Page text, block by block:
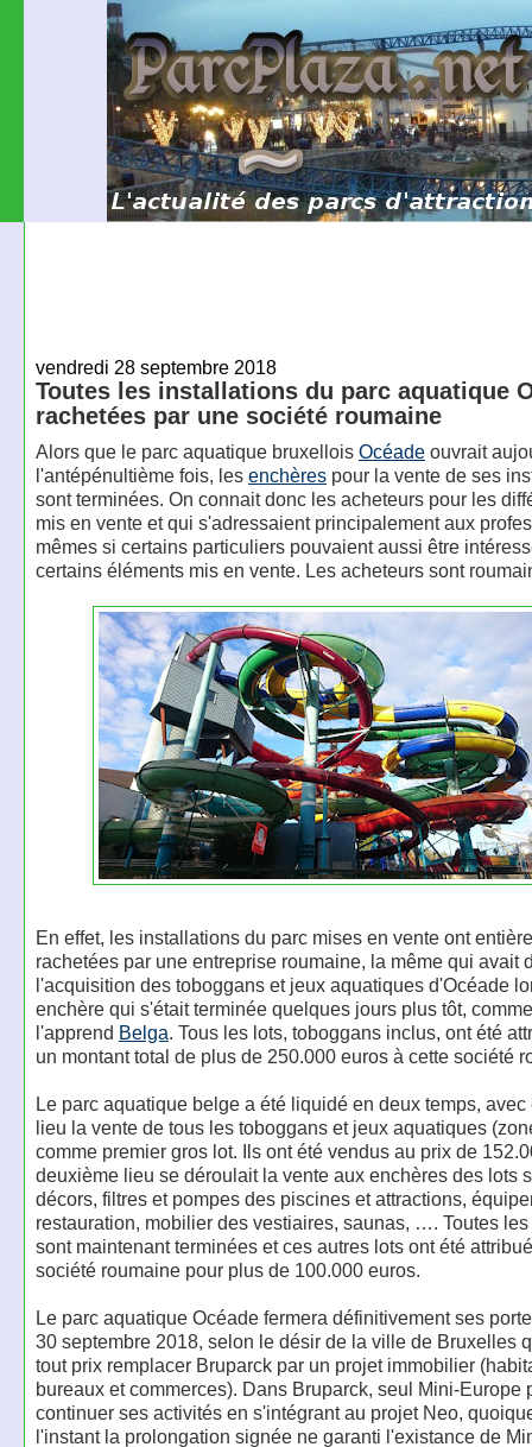
vendredi 28 septembre 2018
Toutes les installations du parc aquatique
rachetées par une société roumaine
Alors que le parc aquatique bruxellois Océadeouvrait
l'antépénultième fois, les enchèrespour la vente de ses
sont terminées. On connait donc les acheteurs pour les
mis en vente et qui s'adressaient principalement aux
mêmes si certains particuliers pouvaient aussi être
certains éléments mis en vente. Les acheteurs sont
En effet, les installations du parc mises en vente ont
rachetées par une entreprise roumaine, la même qui avait
l'acquisition des toboggans et jeux aquatiques d'Océade
enchère qui s'était terminée quelques jours plus tôt,
l'apprend Belga. Tous les lots, toboggans inclus, ont été
un montant total de plus de 250.000 euros à cette société
Le parc aquatique belge a été liquidé en deux temps, avec
lieu la vente de tous les toboggans et jeux aquatiques
comme premier gros lot. Ils ont été vendus au prix de
deuxième lieu se déroulait la vente aux enchères des lots
décors, filtres et pompes des piscines et attractions,
restauration, mobilier des vestiaires, saunas, …. Toutes
sont maintenant terminées et ces autres lots ont été
société roumaine pour plus de 100.000 euros.
Le parc aquatique Océade fermera définitivement ses
30 septembre 2018, selon le désir de la ville de Bruxelles
tout prix remplacer Bruparck par un projet immobilier
bureaux et commerces). Dans Bruparck, seul Mini-Europe
continuer ses activités en s'intégrant au projet Neo,
l'instant la prolongation signée ne garanti l'existance de